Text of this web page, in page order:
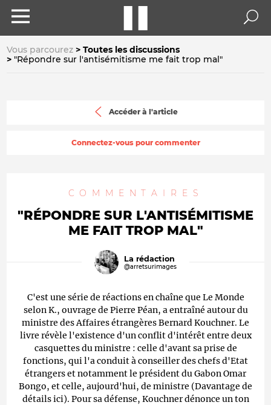
Vous parcourez
Toutes les discussions
"Répondre sur l'antisémitisme me fait trop mal"
Accéder à l'article
Connectez-vous pour commenter
COMMENTAIRES
"RÉPONDRE SUR L'ANTISÉMITISME
ME FAIT TROP MAL"
La rédaction
@arretsurimages
C'est une série de réactions en chaîne que Le Monde
selon K., ouvrage de Pierre Péan, a entraîné autour du
ministre des Affaires étrangères Bernard Kouchner. Le
livre révèle l'existence d'un conflit d'intérêt entre deux
casquettes du ministre : celle d'avant sa prise de
fonctions, qui l'a conduit à conseiller des chefs d'Etat
étrangers et notamment le président du Gabon Omar
Bongo, et celle, aujourd'hui, de ministre (Davantage de
détails ici). Pour sa défense, Kouchner dénonce un ton